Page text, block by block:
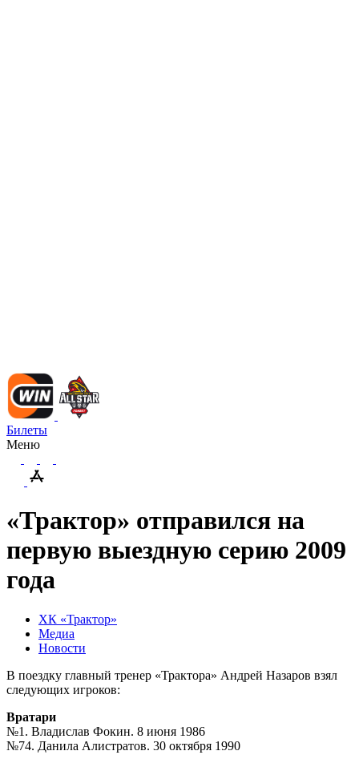
Билеты
Меню
«Трактор» отправился на
первую выездную серию 2009
года
ХК «Трактор»
Медиа
Новости
В поездку главный тренер «Трактора» Андрей Назаров взял
следующих игроков:
Вратари
№1. Владислав Фокин. 8 июня 1986
№74. Данила Алистратов. 30 октября 1990